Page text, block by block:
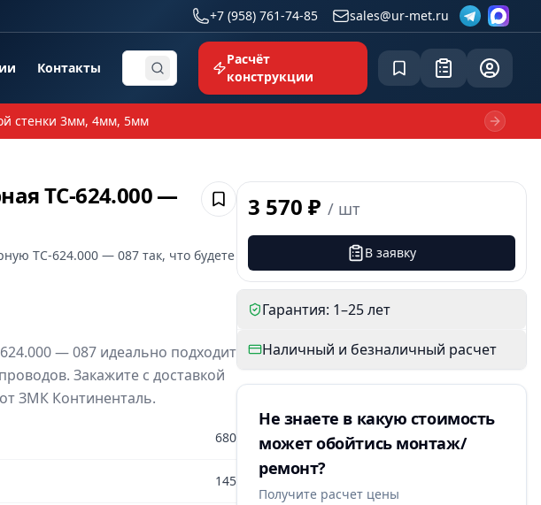
+7 (958) 761-74-85 sales@ur-met.ru
Контакты
Расчёт
конструкции
Сохранённое
Заявка
стенки 3мм, 4мм, 5мм
Next
ТС-624.000 —
Сохранить
ТС-624.000 — 087так, что будете
— 087 идеально подходит
Закажите с доставкой
ЗМК Континенталь.
680
145
3 570 ₽ / шт
В заявку
Гарантия: 1–25 лет
Наличный и безналичный расчет
Не знаете в какую стоимость
может обойтись монтаж/
ремонт?
Получите расчет цены